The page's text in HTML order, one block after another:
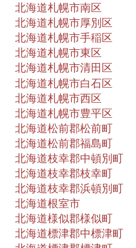
北海道札幌市南区
北海道札幌市厚別区
北海道札幌市手稲区
北海道札幌市東区
北海道札幌市清田区
北海道札幌市白石区
北海道札幌市西区
北海道札幌市豊平区
北海道松前郡松前町
北海道松前郡福島町
北海道枝幸郡中頓別町
北海道枝幸郡枝幸町
北海道枝幸郡浜頓別町
北海道根室市
北海道様似郡様似町
北海道標津郡中標津町